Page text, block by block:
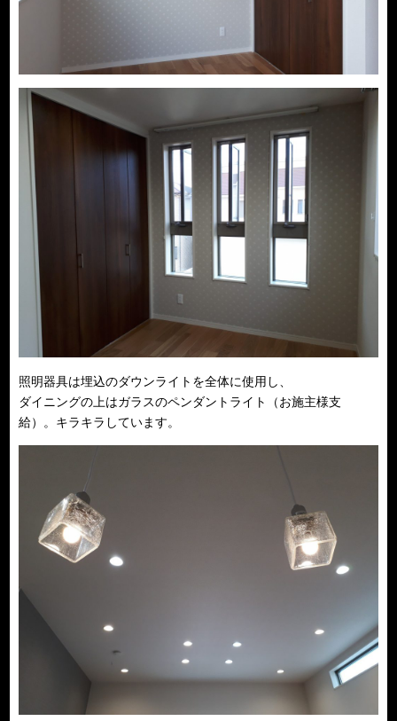
照明器具は埋込のダウンライトを全体に使用し、
ダイニングの上はガラスのペンダントライト（お施主様支
給）。キラキラしています。